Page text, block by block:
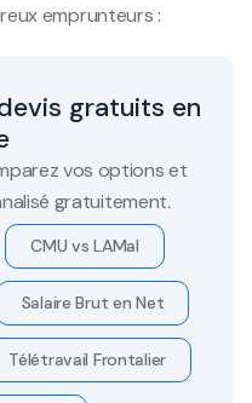
emprunteurs :
gratuits en
vos options et
gratuitement.
CMU vs LAMal
Salaire Brut en Net
Télétravail Frontalier